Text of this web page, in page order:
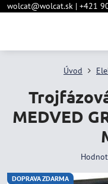
wolcat@wolcat.sk | +421
DOPRAVA ZDARMA
Úvod
MEDVED